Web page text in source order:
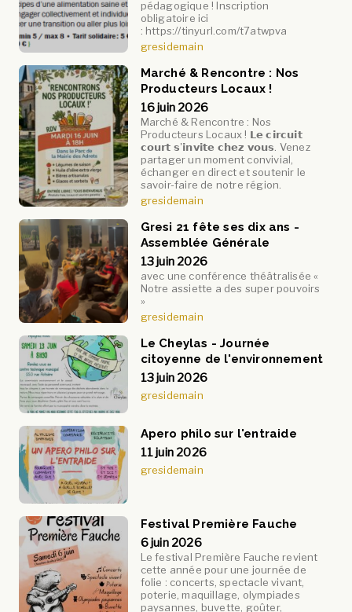
pédagogique ! Inscription
obligatoire ici
: https://tinyurl.com/t7atwpva
gresidemain
Marché & Rencontre : Nos
Producteurs Locaux !
16 juin 2026
Marché & Rencontre : Nos
Producteurs Locaux ! 𝗟𝗲 𝗰𝗶𝗿𝗰𝘂𝗶𝘁
𝗰𝗼𝘂𝗿𝘁 𝘀'𝗶𝗻𝘃𝗶𝘁𝗲 𝗰𝗵𝗲𝘇 𝘃𝗼𝘂𝘀. Venez
partager un moment convivial,
échanger en direct et soutenir le
savoir-faire de notre région.
gresidemain
Gresi 21 fête ses dix ans -
Assemblée Générale
13 juin 2026
avec une conférence théâtralisée «
Notre assiette a des super pouvoirs
»
gresidemain
Le Cheylas - Journée
citoyenne de l'environnement
13 juin 2026
gresidemain
Apero philo sur l'entraide
11 juin 2026
gresidemain
Festival Première Fauche
6 juin 2026
Le festival Première Fauche revient
cette année pour une journée de
folie : concerts, spectacle vivant,
poterie, maquillage, olympiades
paysannes, buvette, goûter,